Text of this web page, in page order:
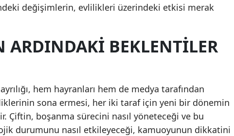
değişimlerin, evlilikleri üzerindeki etkisi merak
BEKLENTILER
hem hayranları hem de medya tarafından
sona ermesi, her iki taraf için yeni bir dönemin
Çiftin, boşanma sürecini nasıl yöneteceği ve bu
durumunu nasıl etkileyeceği, kamuoyunun dikkatini